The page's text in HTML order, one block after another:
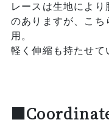
レースは生地により
のありますが、こち
用。
軽く伸縮も持たせて